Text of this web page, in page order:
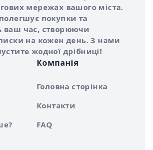
мережах вашого міста.
покупки та
ваш час, створюючи
на кожен день. З нами
жодної дрібниці!
Компанія
Головна сторінка
Контакти
FAQ